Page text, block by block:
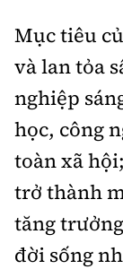
Mục tiêu
và lan tỏa
nghiệp
học, công
toàn xã
trở thành
tăng
đời sống